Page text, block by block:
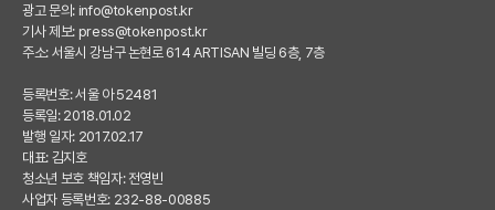
광고 문의: info@tokenpost.kr
기사 제보: press@tokenpost.kr
주소: 서울시 강남구 논현로 614 ARTISAN 빌딩 6층, 7층
등록번호: 서울 아 52481
등록일: 2018.01.02
발행 일자: 2017.02.17
대표: 김지호
청소년 보호 책임자: 전영빈
사업자 등록번호: 232-88-00885